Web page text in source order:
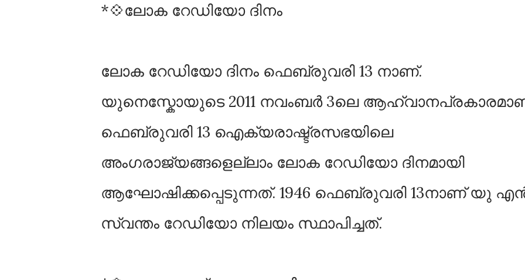
*💠ലോക റേഡിയോ ദിനം
ലോക റേഡിയോ ദിനം ഫെബ്രുവരി 13 നാണ്.
യുനെസ്കോയുടെ 2011 നവംബർ 3ലെ
ഫെബ്രുവരി 13 ഐക്യരാഷ്ട്രസഭയിലെ
അംഗരാജ്യങ്ങളെല്ലാം ലോക റേഡിയോ ദിനമായി
ആഘോഷിക്കപ്പെടുന്നത്. 1946 ഫെബ്രുവരി 13നാണ് യു
സ്വന്തം റേഡിയോ നിലയം സ്ഥാപിച്ചത്.